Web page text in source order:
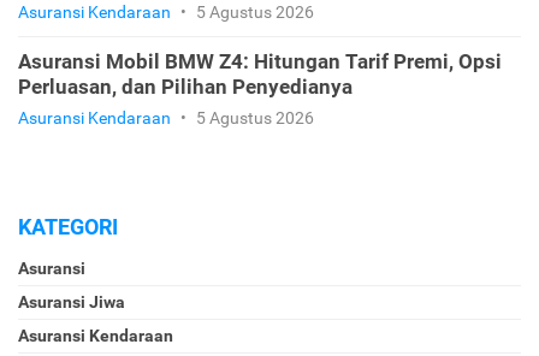
Asuransi Kendaraan • 5 Agustus 2026
Asuransi Mobil BMW Z4: Hitungan Tarif Premi, Opsi
Perluasan, dan Pilihan Penyedianya
Asuransi Kendaraan • 5 Agustus 2026
KATEGORI
Asuransi
Asuransi Jiwa
Asuransi Kendaraan